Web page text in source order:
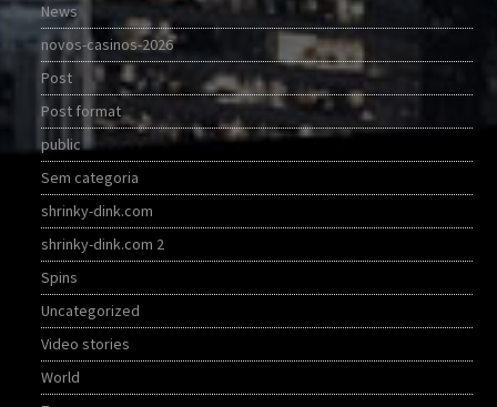
News
novos-casinos-2026
Post
Post format
public
Sem categoria
shrinky-dink.com
shrinky-dink.com 2
Spins
Uncategorized
Video stories
World